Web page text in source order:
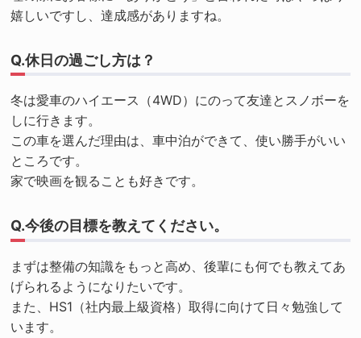
嬉しいですし、達成感がありますね。
Q.休日の過ごし方は？
冬は愛車のハイエース（4WD）にのって友達とスノボーを
しに行きます。
この車を選んだ理由は、車中泊ができて、使い勝手がいい
ところです。
家で映画を観ることも好きです。
Q.今後の目標を教えてください。
まずは整備の知識をもっと高め、後輩にも何でも教えてあ
げられるようになりたいです。
また、HS1（社内最上級資格）取得に向けて日々勉強して
います。